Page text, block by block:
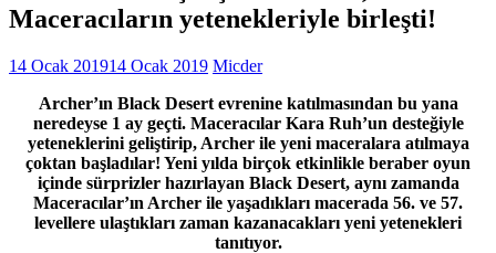
Maceracıların yetenekleriyle birleşti!
14 Ocak 201914 Ocak 2019 Micder
Archer’ın Black Desert evrenine katılmasından bu yana
neredeyse 1 ay geçti. Maceracılar Kara Ruh’un desteğiyle
yeteneklerini geliştirip, Archer ile yeni maceralara atılmaya
çoktan başladılar! Yeni yılda birçok etkinlikle beraber oyun
içinde sürprizler hazırlayan Black Desert, aynı zamanda
Maceracılar’ın Archer ile yaşadıkları macerada 56. ve 57.
levellere ulaştıkları zaman kazanacakları yeni yetenekleri
tanıtıyor.